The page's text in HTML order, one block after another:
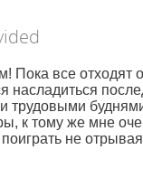
Пока все отходят
насладиться
к тому же мне
не